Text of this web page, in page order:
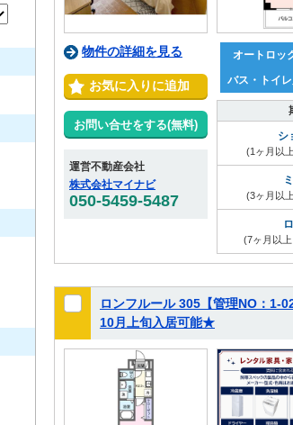
物件の詳細を見る
お気に入りに追加
お問い合せをする(無料)
運営不動産会社
株式会社マイナビ
050-5459-5487
オートロッ
バス・トイ
シ
(1ヶ月以
(3ヶ月以
(7ヶ月以
ロンフルール 305【管理NO：
10月上旬入居可能★